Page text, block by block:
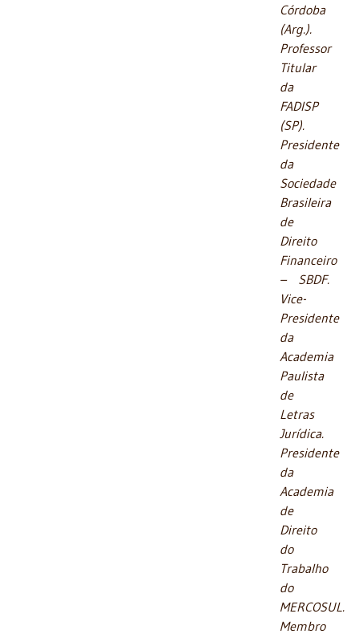
Córdoba
(Arg.).
Professor
Titular
da
FADISP
(SP).
Presidente
da
Sociedade
Brasileira
de
Direito
Financeiro
– SBDF.
Vice-
Presidente
da
Academia
Paulista
de
Letras
Jurídica.
Presidente
da
Academia
de
Direito
do
Trabalho
do
MERCOSUL.
Membro